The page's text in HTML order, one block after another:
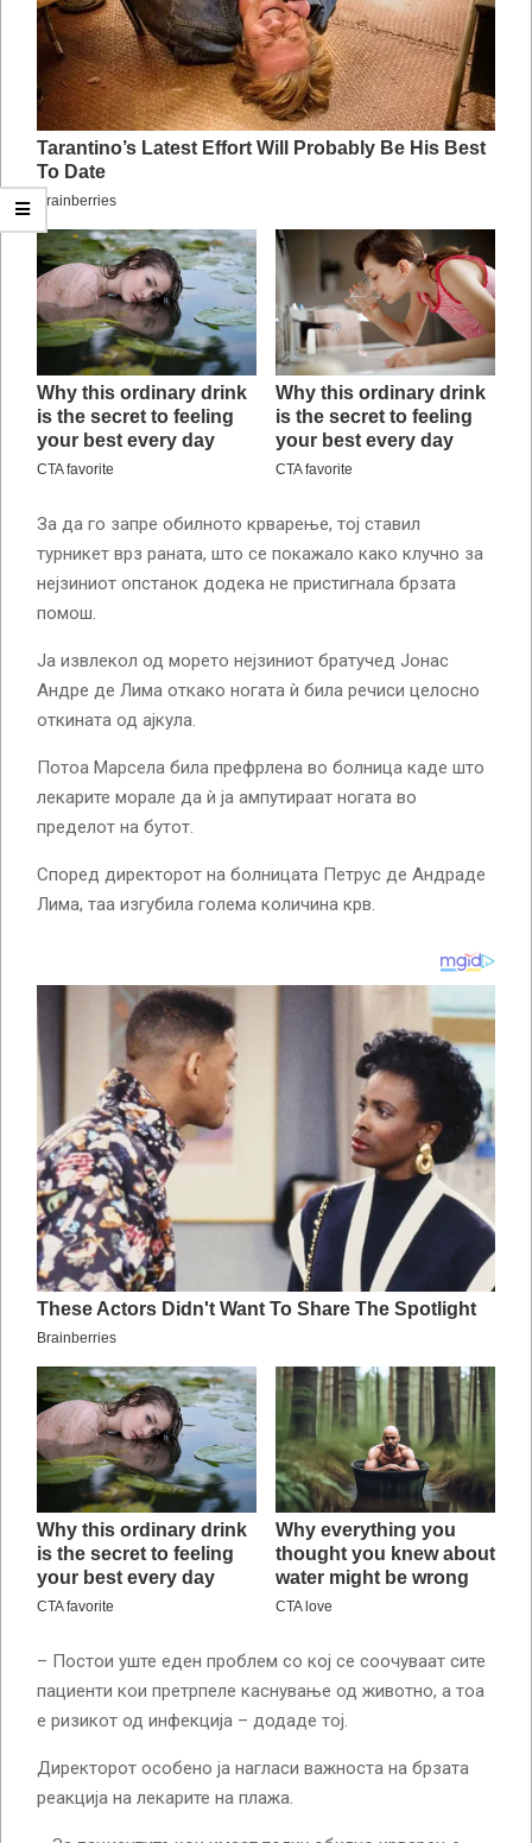
За да го запре обилното крварење, тој ставил
турникет врз раната, што се покажало како клучно за
нејзиниот опстанок додека не пристигнала брзата
помош.
Ја извлекол од морето нејзиниот братучед Јонас
Андре де Лима откако ногата ѝ била речиси целосно
откината од ајкула.
Потоа Марсела била префрлена во болница каде што
лекарите морале да ѝ ја ампутираат ногата во
пределот на бутот.
Според директорот на болницата Петрус де Андраде
Лима, таа изгубила голема количина крв.
– Постои уште еден проблем со кој се соочуваат сите
пациенти кои претрпеле каснување од животно, а тоа
е ризикот од инфекција – додаде тој.
Директорот особено ја нагласи важноста на брзата
реакција на лекарите на плажа.